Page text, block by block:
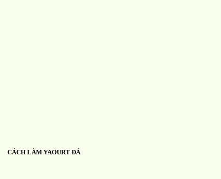
CÁCH LÀM YAOURT ĐÁ